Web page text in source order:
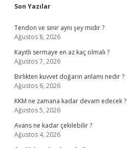
Sidebar
Son Yazılar
Tendon ve sinir aynı şey midir ?
Ağustos 8, 2026
Kayıtlı sermaye en az kaç olmalı ?
Ağustos 7, 2026
Birlikten kuvvet doğarın anlamı nedir ?
Ağustos 6, 2026
KKM ne zamana kadar devam edecek ?
Ağustos 5, 2026
Avans ne kadar çekilebilir ?
Ağustos 4, 2026